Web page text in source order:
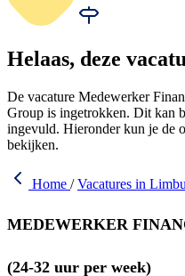
Helaas, deze
De vacature Medewerker
Group is ingetrokken. Dit kan
ingevuld. Hieronder kun je de
bekijken.
Home / Vacatures in
MEDEWERKER
(24-32 uur per week)